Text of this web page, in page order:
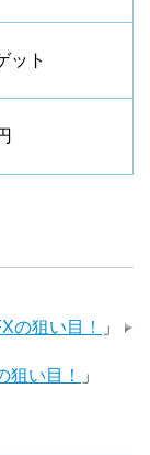
ット
の狙い目！ 」
狙い目！ 」